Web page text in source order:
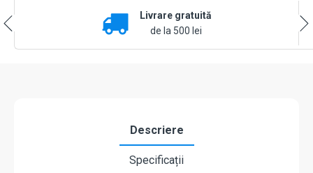
Livrare gratuită
de la 500 lei
Descriere
Specificații